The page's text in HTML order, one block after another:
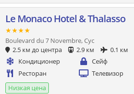
Le Monaco Hotel & Thalasso
★★★★
Boulevard du 7 Novembre, Сус
2.5 км до центра
2.9 км
0.1 км
Кондиционер
Сейф
Ресторан
Телевизор
Низкая цена